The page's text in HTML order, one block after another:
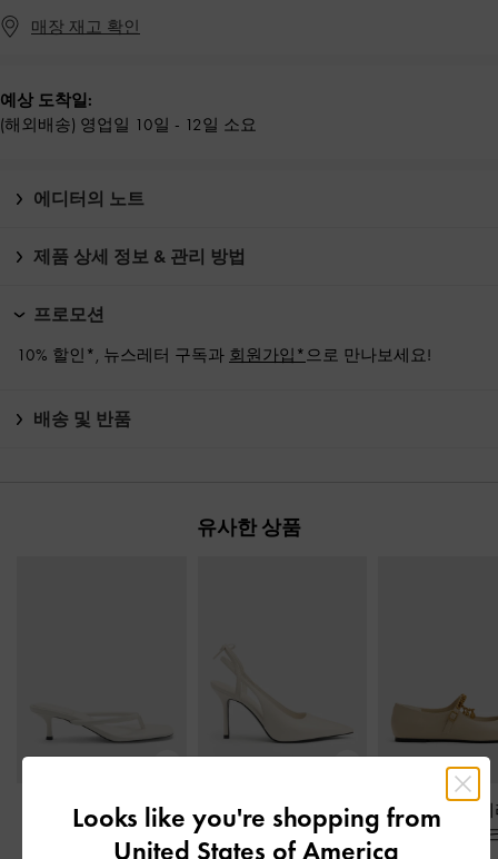
매장 재고 확인
예상 도착일:
(해외배송) 영업일 10일 - 12일 소요
에디터의 노트
제품 상세 정보 & 관리 방법
프로모션
10% 할인*, 뉴스레터 구독과 회원가입*으로 만나보세요!
배송 및 반품
유사한 상품
키튼 힐 통 샌들 -초크
₩89,900
백 보우 슬링백 펌프스
더블 체인 참
초
Looks like you're shopping from
United States of America